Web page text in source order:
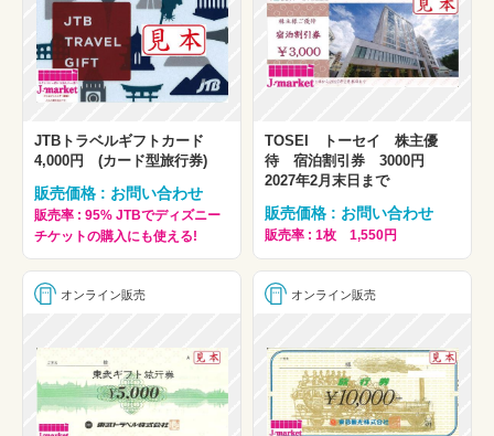
JTBトラベルギフトカード
4,000円 (カード型旅行券)
販売価格 : お問い合わせ
販売率 : 95% JTBでディズニー
チケットの購入にも使える!
TOSEI トーセイ 株主優
待 宿泊割引券 3000円
2027年2月末日まで
販売価格 : お問い合わせ
販売率 : 1枚 1,550円
オンライン販売 オンライン販売